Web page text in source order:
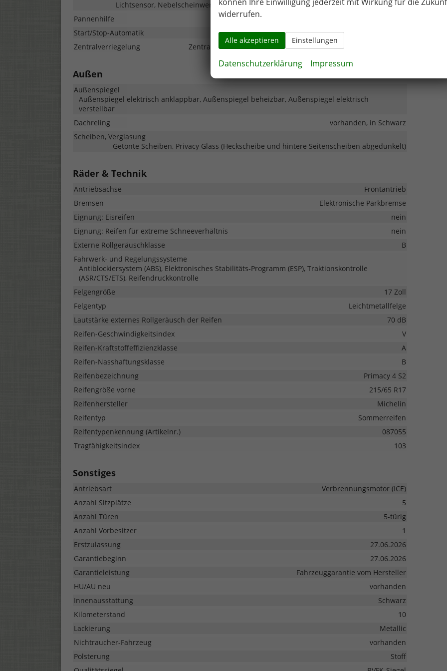
Lichtsensor, Nebelscheinwerfer, LED-Scheinwerfer, Fernlichtassistent, LED-Tagfahrlicht
Pannenhilfe
Start/Stop-Automatik
Zentralverriegelung
Zentralverriegelung, Zentralverriegelung mit Funkfernbedienung
Außen
Außenspiegel
Außenspiegel elektrisch anklappbar, Außenspiegel beheizbar, Außenspiegel elektrisch
verstellbar
Dachreling
vorhanden, in Schwarz
Scheiben, Verglasung
Getönte Scheiben, Privacy Glass (Heckscheibe und hintere Seitenscheiben abgedunkelt)
Räder & Technik
Antriebsachse
Frontantrieb
Bremsen
Elektronische Parkbremse
Eignung: Eisreifen
nein
Eignung: Reifen für extreme Schneeverhältnis
nein
Externe Rollgeräuschklasse
B
Fahrwerk- und Regelungssysteme
Antiblockiersystem (ABS), Elektronisches Stabilitäts-Programm (ESP), Traktionskontrolle
(ASR/CTS/ETS), Reifendruckkontrolle
Felgengröße
17 Zoll
Felgentyp
Leichtmetallfelge
Lautstärke externes Rollgeräusch der Reifen
70 dB
Reifen-Geschwindigkeitsindex
V
Reifen-Kraftstoffeffizienzklasse
A
Reifen-Nasshaftungsklasse
B
Reifenbezeichnung
Primacy 4 S2
Reifengröße vorne
215/65 R17
Reifenhersteller
Michelin
Reifentyp
Sommerreifen
Reifentypenkennung (Artikelnr.)
087055
Tragfähigkeitsindex
103
Sonstiges
Antriebsart
Verbrennungsmotor (ICE)
Anzahl Sitzplätze
5
Anzahl Türen
5-türig
Anzahl Vorbesitzer
1
Erstzulassung
27.06.2026
Garantiebeginn
27.06.2026
Garantieleistung
Fahrzeuggarantie vom Hersteller
HU/AU neu
vorhanden
Innenausstattung
Schwarz
Kilometerstand
10
Lackierung
Metallic
Nichtraucher-Fahrzeug
vorhanden
Polsterung
Stoff
widerrufen.
Alle akzeptieren Einstellungen
Datenschutzerklärung Impressum